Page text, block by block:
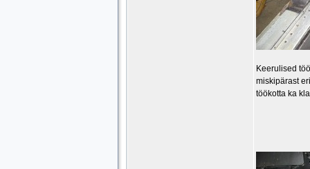
Keerulised
miskipärast
töökotta ka